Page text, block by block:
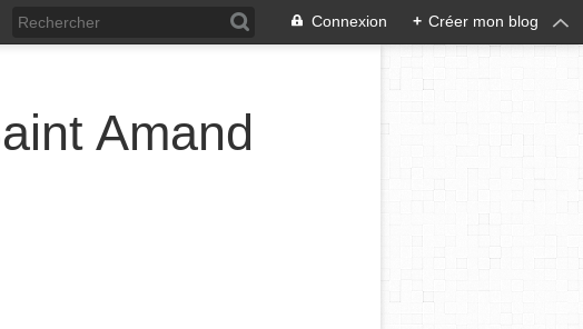
Connexion + Créer mon blog
Amand